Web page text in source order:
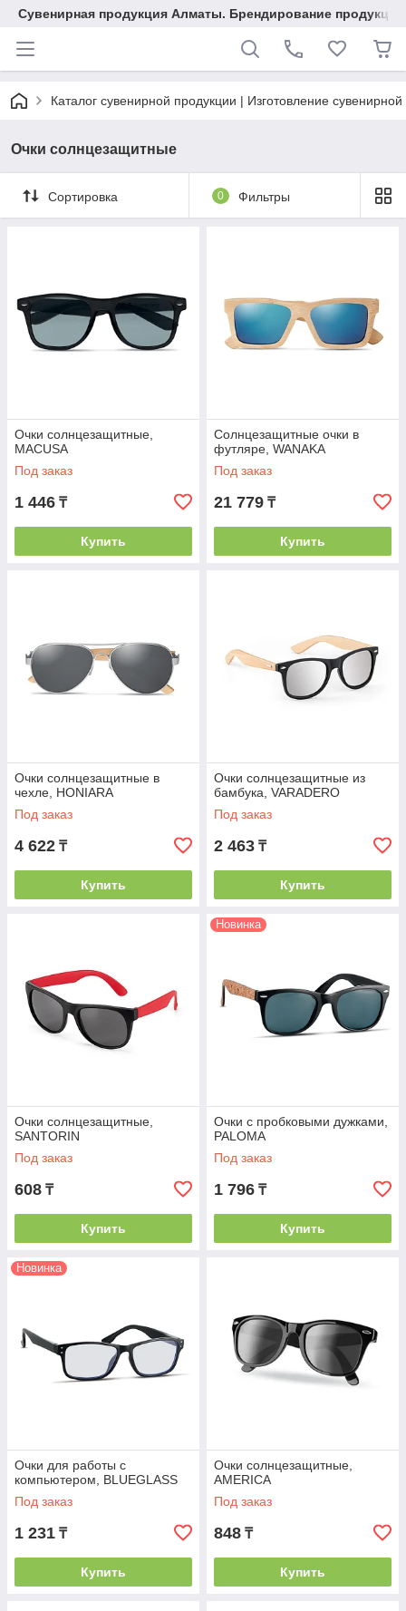
Сувенирная продукция Алматы. Брендирование
Каталог сувенирной продукции | Изготовление
Очки солнцезащитные
Сортировка 0 Фильтры
Очки солнцезащитные,
MACUSA
Под заказ
1 446 ₸
Купить
Солнцезащитные очки в
футляре, WANAKA
Под заказ
21 779 ₸
Купить
Очки солнцезащитные в
чехле, HONIARA
Под заказ
4 622 ₸
Купить
Очки солнцезащитные из
бамбука, VARADERO
Под заказ
2 463 ₸
Купить
Очки солнцезащитные,
SANTORIN
Под заказ
608 ₸
Купить
Новинка
Очки с пробковыми дужками,
PALOMA
Под заказ
1 796 ₸
Купить
Новинка
Очки для работы с
компьютером, BLUEGLASS
Под заказ
1 231 ₸
Купить
Очки солнцезащитные,
AMERICA
Под заказ
848 ₸
Купить